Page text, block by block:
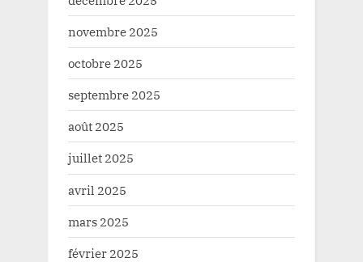
novembre 2025
octobre 2025
septembre 2025
août 2025
juillet 2025
avril 2025
mars 2025
février 2025